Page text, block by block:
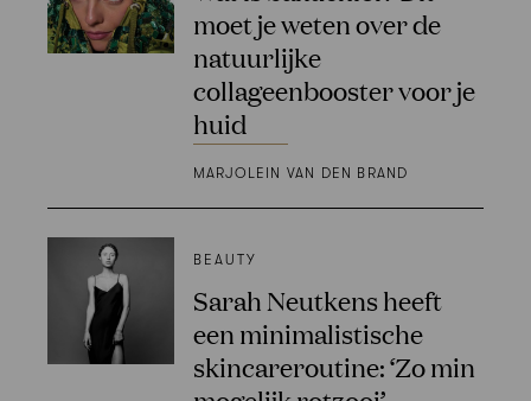
moet je weten over de
natuurlijke
collageenbooster voor je
huid
MARJOLEIN VAN DEN BRAND
BEAUTY
Sarah Neutkens heeft
een minimalistische
skincareroutine: ‘Zo min